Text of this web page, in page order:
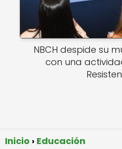
NBCH despide su
con una
Inicio Educación